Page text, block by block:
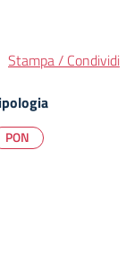
Stampa / Condividi
PON